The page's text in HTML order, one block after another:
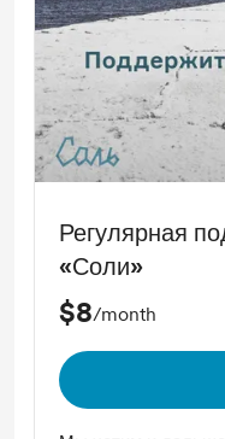
Регулярная
«Соли»
$8/month